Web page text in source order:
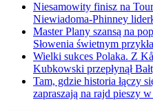
Niesamowity finisz na
Niewiadoma-Phinney
Master Plany szansą na
Słowenia świetnym
Wielki sukces Polaka. Z
Kubkowski przepłynął
Tam, gdzie historia łączy
zapraszają na rajd pieszy